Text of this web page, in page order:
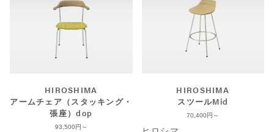
HIROSHIMA
アームチェア（スタッキング・
張座）dop
93,500
HIROSHIMA
スツールMid
70,400